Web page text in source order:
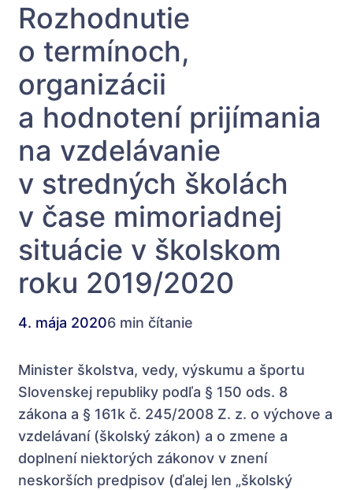
Rozhodnutie
o termínoch,
organizácii
a hodnotení prijímania
na vzdelávanie
v stredných školách
v čase mimoriadnej
situácie v školskom
roku 2019/2020
4. mája 20206 min čítanie
Minister školstva, vedy, výskumu a športu
Slovenskej republiky podľa § 150 ods. 8
zákona a § 161k č. 245/2008 Z. z. o výchove a
vzdelávaní (školský zákon) a o zmene a
doplnení niektorých zákonov v znení
neskorších predpisov (ďalej len „školský